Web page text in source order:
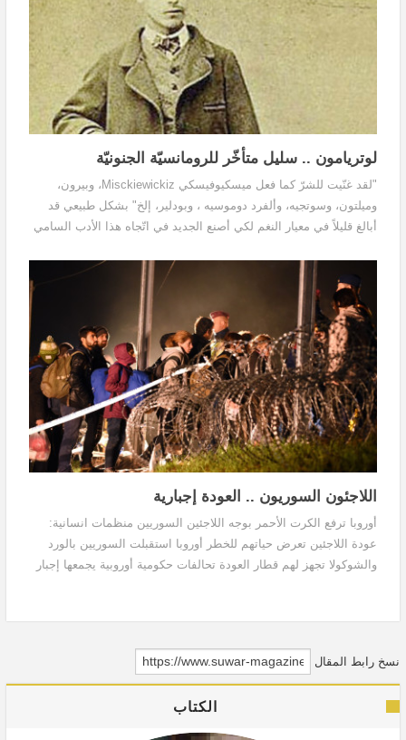
لوتريامون .. سليل متأخّر للرومانسيّة الجنونيّة
"لقد غنّيت للشرّ كما فعل ميسكيوفيسكي Misckiewickiz، وبيرون،
وميلتون، وسوتجيه، وألفرد دوموسيه ، وبودلير، إلخ" بشكل طبيعي قد
أبالغ قليلاً في معيار النغم لكي أصنع الجديد في اتّجاه هذا الأدب السامي
اللاجئون السوريون .. العودة إجبارية
أوروبا ترفع الكرت الأحمر بوجه اللاجئين السوريين منظمات انسانية:
عودة اللاجئين تعرض حياتهم للخطر أوروبا استقبلت السوريين بالورد
والشوكولا تجهز لهم قطار العودة تحالفات حكومية أوروبية يجمعها إجبار
نسخ رابط المقال
الكتاب